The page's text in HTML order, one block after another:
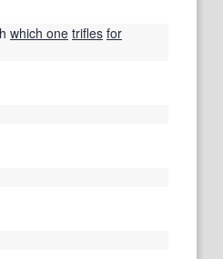
which one trifles for